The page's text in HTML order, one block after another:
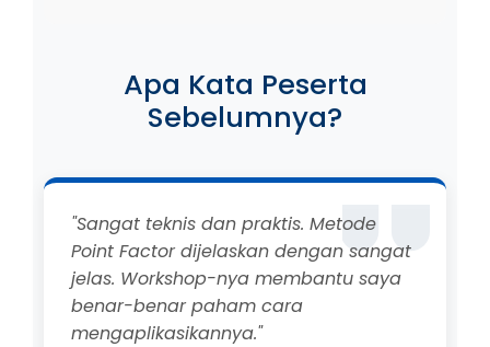
Apa Kata Peserta
Sebelumnya?
"Sangat teknis dan praktis. Metode
Point Factor dijelaskan dengan sangat
jelas. Workshop-nya membantu saya
benar-benar paham cara
mengaplikasikannya."